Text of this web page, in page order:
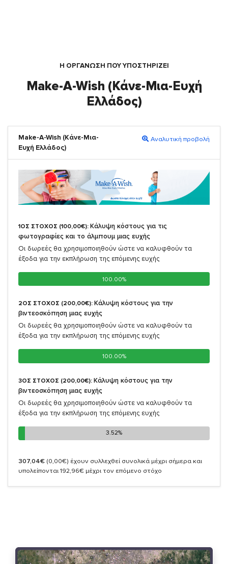
Η ΟΡΓΆΝΩΣΗ ΠΟΥ ΥΠΟΣΤΗΡΙΖΕΙ
Make-A-Wish (Κάνε-Μια-Ευχή
Ελλάδος)
Make-A-Wish (Κάνε-Μια-
Ευχή Ελλάδος)
Αναλυτική προβολή
1ΟΣ ΣΤΟΧΟΣ (100,00€): Κάλυψη κόστους για τις
φωτογραφίες και το άλμπουμ μιας ευχής
Οι δωρεές θα χρησιμοποιηθούν ώστε να καλυφθούν τα
έξοδα για την εκπλήρωση της επόμενης ευχής
100.00%
100.00%
2ΟΣ ΣΤΟΧΟΣ (200,00€): Κάλυψη κόστους για την
βιντεοσκόπηση μιας ευχής
Οι δωρεές θα χρησιμοποιηθούν ώστε να καλυφθούν τα
έξοδα για την εκπλήρωση της επόμενης ευχής
100.00%
100.00%
3ΟΣ ΣΤΟΧΟΣ (200,00€): Κάλυψη κόστους για την
βιντεοσκόπηση μιας ευχής
Οι δωρεές θα χρησιμοποιηθούν ώστε να καλυφθούν τα
έξοδα για την εκπλήρωση της επόμενης ευχής
3.52%
3.52%
307,04€ (0,00€) έχουν συλλεχθεί συνολικά μέχρι σήμερα και
υπολείπονται 192,96€ μέχρι τον επόμενο στόχο